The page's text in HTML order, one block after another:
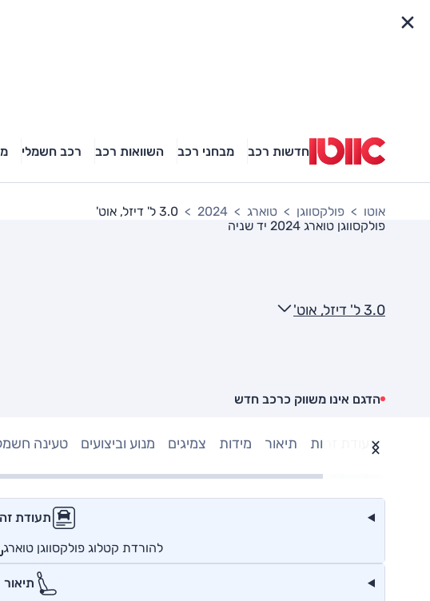
חדשות רכב מבחני רכב השוואות רכב רכב חשמלי
אוטו פולקסווגן טוארג 2024
3.0 ל' דיזל, אוט'
פולקסווגן טוארג 2024
יד שניה
3.0 ל' דיזל, אוט'
הדגם אינו משווק כרכב חדש
תעודת זהות תיאור מידות צמיגים מנוע וביצועים טעינה
תעודת
להורדת קטלוג פולקסווגן טוארג
תיאור